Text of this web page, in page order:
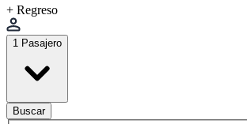
+ Regreso
1 Pasajero
Buscar